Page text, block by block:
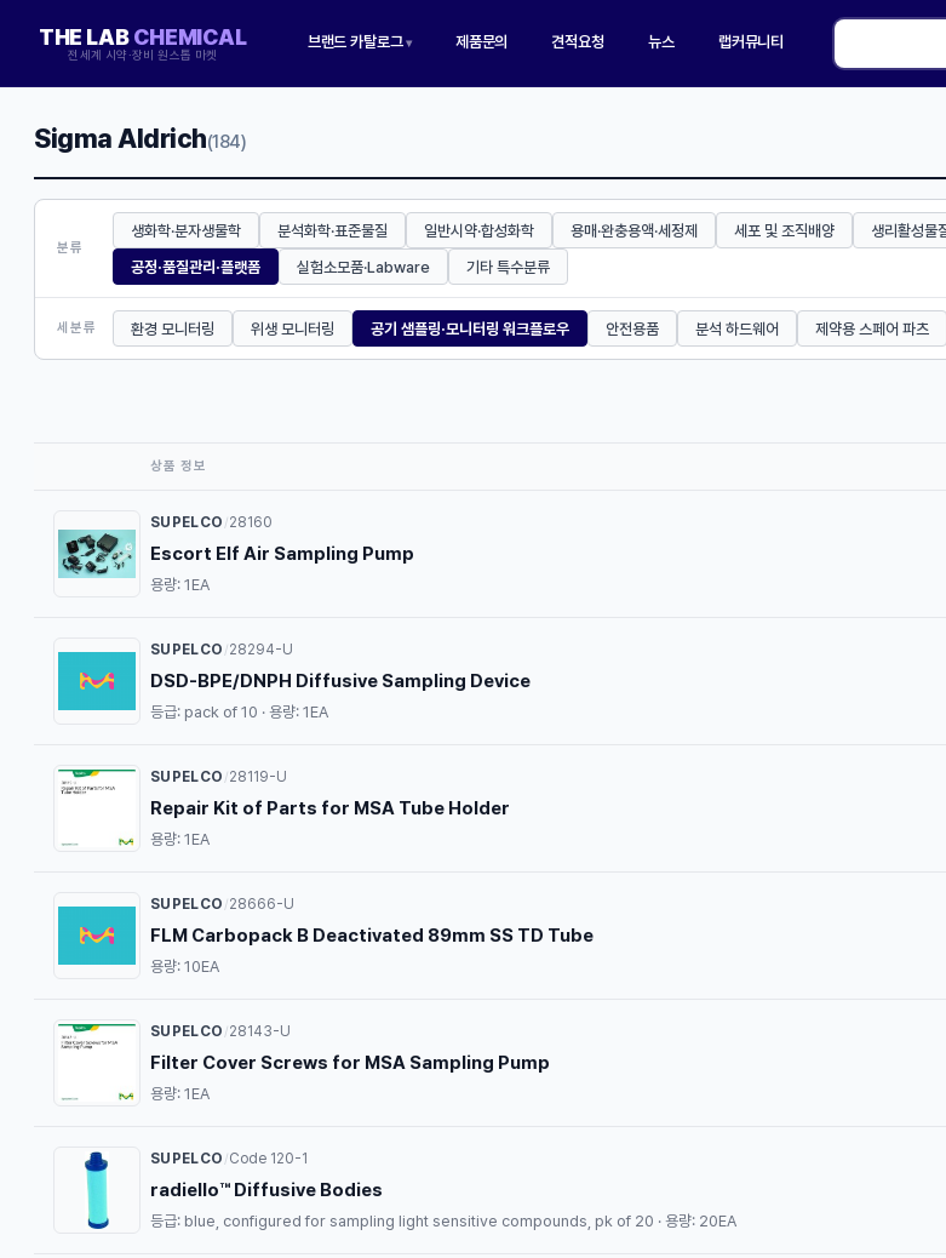
THE LABCHEMICAL
전세계 시약·장비 원스톱 마켓
브랜드 카탈로그▾ 제품문의 견적요청 뉴스 랩커뮤니티
Sigma Aldrich(184)
분류
생화학·분자생물학 분석화학·표준물질 일반시약·합성화학 용매·완충용액·세정제 세포 및 조직배양 생리활성물
공정·품질관리·플랫폼
실험소모품·Labware 기타 특수분류
세분류 환경 모니터링 위생 모니터링 공기 샘플링·모니터링 워크플로우 안전용품 분석 하드웨어 제약용 스페어 파츠
상품 정보
SUPELCO /28160
Escort Elf Air Sampling Pump
용량: 1EA
SUPELCO /28294-U
DSD-BPE/DNPH Diffusive Sampling Device
등급: pack of 10 · 용량: 1EA
SUPELCO /28119-U
Repair Kit of Parts for MSA Tube Holder
용량: 1EA
SUPELCO /28666-U
FLM Carbopack B Deactivated 89mm SS TD Tube
용량: 10EA
SUPELCO /28143-U
Filter Cover Screws for MSA Sampling Pump
용량: 1EA
SUPELCO /Code 120-1
radiello™ Diffusive Bodies
등급: blue, configured for sampling light sensitive compounds, pk of 20 · 용량: 20EA